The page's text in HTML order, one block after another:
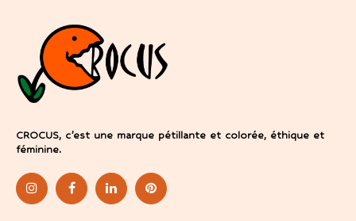
CROCUS, c’est une marque pétillante et colorée, éthique et
féminine.